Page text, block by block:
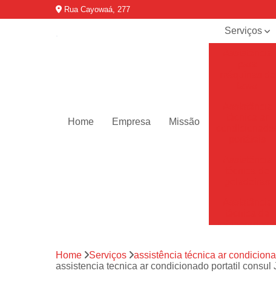
Rua Cayowaá, 277
Home Empresa Missão
Serviços
técnica de
secadoras
Home Serviços assistência técnica ar
assistencia tecnica ar condicionado portatil consul